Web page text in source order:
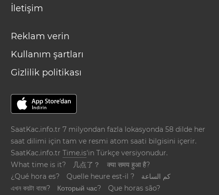
İletişim
Reklam verin
Kullanım şartları
Gizlilik politikası
SaatKac.info.tr 7 milyondan fazla lokasyonda 58 dilde her
saat dilimi için tam ve resmi atom saati bilgisini içerir.
SaatKac.info.trTime.is'in Türkçe versiyonudur.
What time is it?
几点了？
क्या समय हुआ है?
¿Qué hora es?
Quelle heure est-il ?
كم الساعة
এখন কয়টা বাজে?
Который час?
Que horas são?